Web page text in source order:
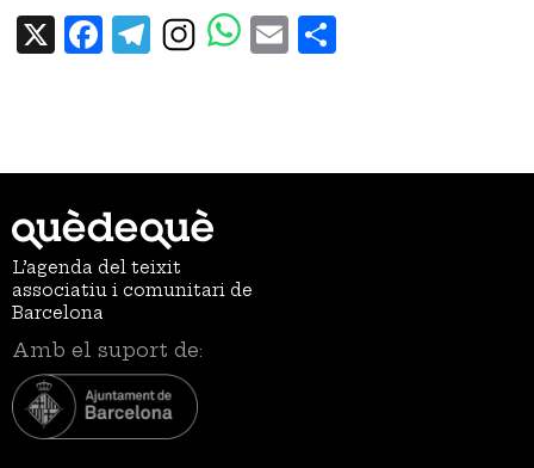
X Facebook
TelegramEmail
L’agenda del teixit
associatiu i comunitari de
Barcelona
Amb el suport de: